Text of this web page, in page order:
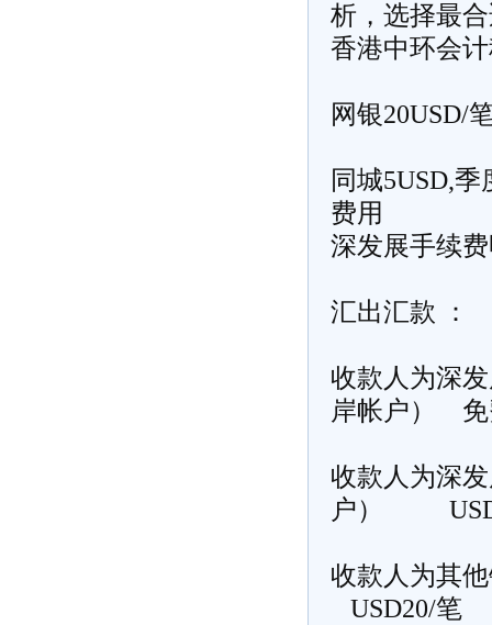
析，选择最
香港中环会
网银20USD/
同城5USD,
费用
深发展手续
汇出汇款 ：
收款人为深
岸帐户） 免
收款人为深
户）
收款人为
USD20/笔